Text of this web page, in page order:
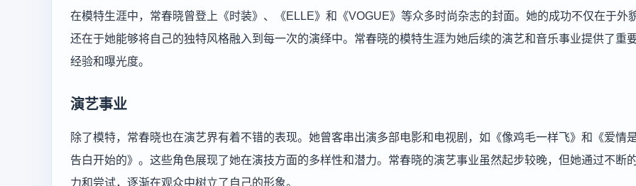
在模特生涯中，常春晓曾登上《时装》、《ELLE》和《VOGUE》等众多时尚杂志的封面。她的成功不仅在于外
还在于她能够将自己的独特风格融入到每一次的演绎中。常春晓的模特生涯为她后续的演艺和音乐事业提供了重
经验和曝光度。
演艺事业
除了模特，常春晓也在演艺界有着不错的表现。她曾客串出演多部电影和电视剧，如《像鸡毛一样飞》和《爱情
告白开始的》。这些角色展现了她在演技方面的多样性和潜力。常春晓的演艺事业虽然起步较晚，但她通过不断
力和尝试，逐渐在观众中树立了自己的形象。